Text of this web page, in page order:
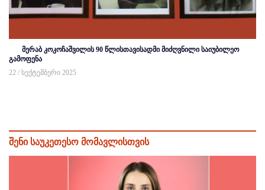
მერაბ კოკოჩაშვილის 90 წლისთავისადმი მიძღვნილი საიუბილეო
გამოფენა
22 / სექტემბერი 2025
შენი საუკეთესო მომავლისთვის